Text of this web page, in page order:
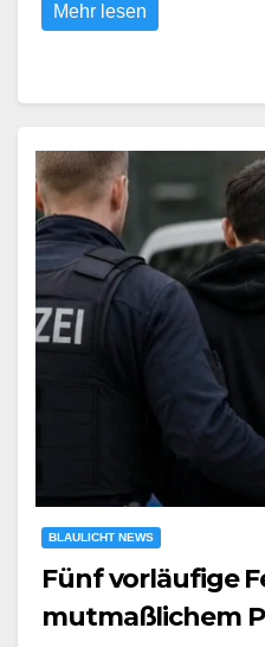
Mehr lesen
BLAULICHT NEWS
Fünf vorläufige
mutmaßlichem